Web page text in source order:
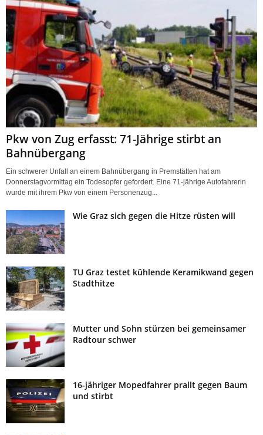
Pkw von Zug erfasst: 71-Jährige stirbt an
Bahnübergang
Ein schwerer Unfall an einem Bahnübergang in Premstätten hat am
Donnerstagvormittag ein Todesopfer gefordert. Eine 71-jährige Autofahrerin
wurde mit ihrem Pkw von einem Personenzug...
Wie Graz sich gegen die Hitze rüsten will
TU Graz testet kühlende Keramikwand gegen
Stadthitze
Mutter und Sohn stürzen bei gemeinsamer
Radtour schwer
16-jähriger Mopedfahrer prallt gegen Baum
und stirbt